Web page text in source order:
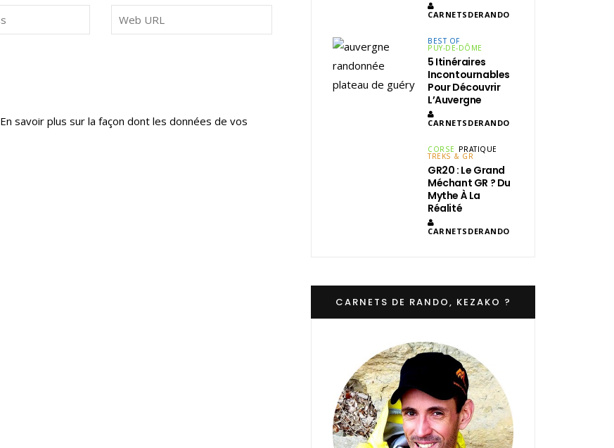
En savoir plus sur la façon dont les données de vos
CARNETSDERANDO
BEST OF
PUY-DE-DÔME
5 Itinéraires
Incontournables
Pour Découvrir
L’Auvergne
CARNETSDERANDO
CORSE PRATIQUE
TREKS & GR
GR20 : Le Grand
Méchant GR ? Du
Mythe À La
Réalité
CARNETSDERANDO
CARNETS DE RANDO, KEZAKO ?